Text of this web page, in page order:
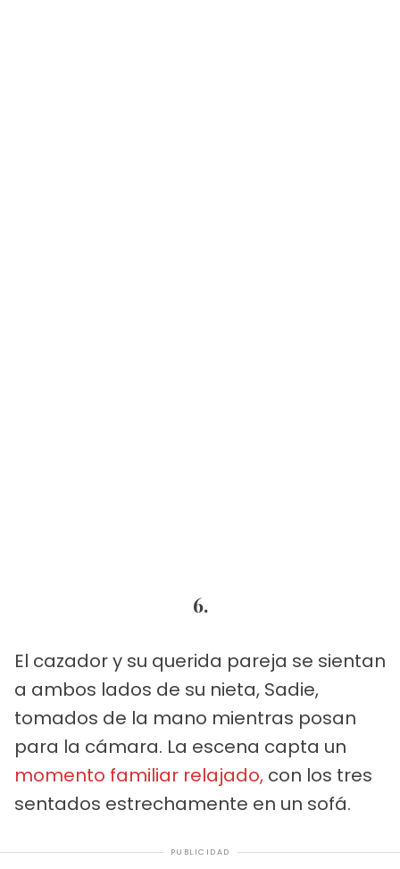
6.
El cazador y su querida pareja se sientan
a ambos lados de su nieta, Sadie,
tomados de la mano mientras posan
para la cámara. La escena capta un
momento familiar relajado, con los tres
sentados estrechamente en un sofá.
PUBLICIDAD